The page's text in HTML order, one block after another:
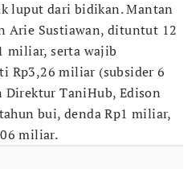
luput dari bidikan. Mantan
Arie Sustiawan, dituntut 12
miliar, serta wajib
Rp3,26 miliar (subsider 6
TaniHub, Edison
bui, denda Rp1 miliar,
miliar.